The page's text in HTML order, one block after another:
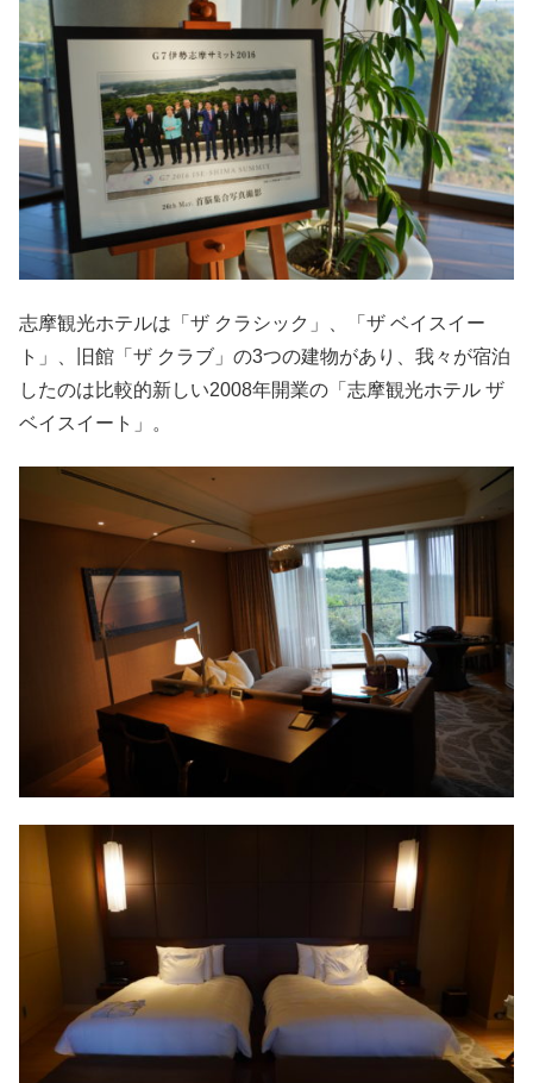
志摩観光ホテルは「ザ クラシック」、「ザ ベイスイー
ト」、旧館「ザ クラブ」の3つの建物があり、我々が宿泊
したのは比較的新しい2008年開業の「志摩観光ホテル ザ
ベイスイート」。